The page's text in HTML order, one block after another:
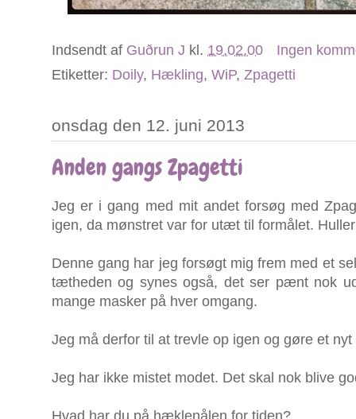
Indsendt af Guðrun J kl. 19.02.00
Ingen
Etiketter: Doily, Hækling, WiP, Zpagetti
onsdag den 12. juni 2013
Anden gangs Zpagetti
Jeg er i gang med mit andet forsøg med
igen, da mønstret var for utæt til formålet.
Denne gang har jeg forsøgt mig frem med et
tætheden og synes også, det ser pænt nok
mange masker på hver omgang.
Jeg må derfor til at trevle op igen og gøre et
Jeg har ikke mistet modet. Det skal nok blive